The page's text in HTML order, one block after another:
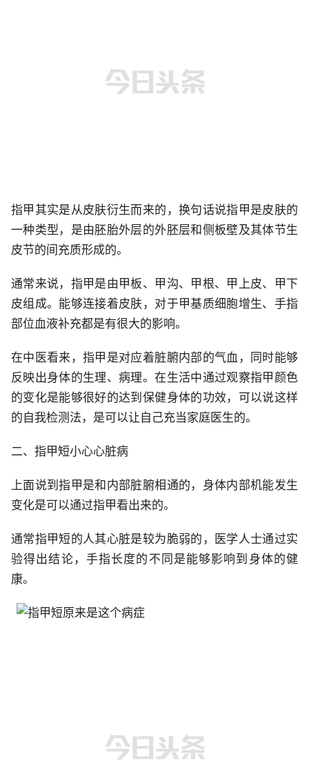
指甲其实是从皮肤衍生而来的，换句话说指甲是皮肤的
一种类型，是由胚胎外层的外胚层和侧板壁及其体节生
皮节的间充质形成的。
通常来说，指甲是由甲板、甲沟、甲根、甲上皮、甲下
皮组成。能够连接着皮肤，对于甲基质细胞增生、手指
部位血液补充都是有很大的影响。
在中医看来，指甲是对应着脏腑内部的气血，同时能够
反映出身体的生理、病理。在生活中通过观察指甲颜色
的变化是能够很好的达到保健身体的功效，可以说这样
的自我检测法，是可以让自己充当家庭医生的。
二、指甲短小心心脏病
上面说到指甲是和内部脏腑相通的，身体内部机能发生
变化是可以通过指甲看出来的。
通常指甲短的人其心脏是较为脆弱的，医学人士通过实
验得出结论，手指长度的不同是能够影响到身体的健
康。